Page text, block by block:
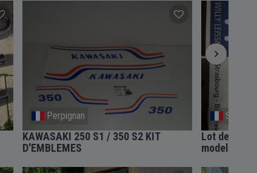
Perpignan
KAWASAKI 250 S1 / 350 S2 KIT
D'EMBLEMES
Lot de
models